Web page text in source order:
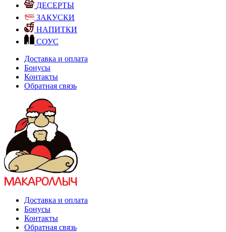
ДЕСЕРТЫ
ЗАКУСКИ
НАПИТКИ
СОУС
Доставка и оплата
Бонусы
Контакты
Обратная связь
Доставка и оплата
Бонусы
Контакты
Обратная связь